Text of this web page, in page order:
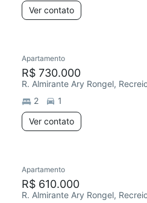
Ver contato
Chegou este mês
Apartamento
R$ 730.000
R. Almirante Ary Rongel,
2
1
Ver contato
Redecorar
Apartamento
R$ 610.000
R. Almirante Ary Rongel,